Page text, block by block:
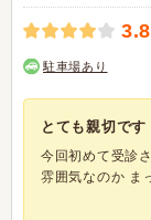
駐車場あり
とても親切です
今回初めて受診
雰囲気なのか ま